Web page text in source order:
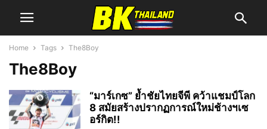
Home Tags The8Boy
The8Boy
“มาร์เกซ” ย้ำชัยไทยจีพี คว้าแชมป์โลก
8 สมัยสร้างปรากฏการณ์ใหม่ช้างฯเซ
อร์กิต!!